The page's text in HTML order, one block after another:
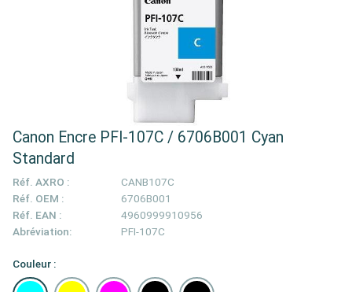
Canon Encre PFI-107C / 6706B001 Cyan
Standard
Réf. AXRO :
CANB107C
Réf. OEM :
6706B001
Réf. EAN :
4960999910956
Abréviation:
PFI-107C
Couleur :